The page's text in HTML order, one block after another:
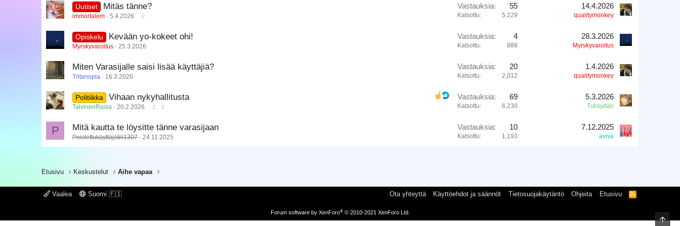
Verdana
Uutiset Mitäs tänne?
immortalem 5.4.2026 2
Vastauksia 55
Katsottu 5,229
14.4.2026
qualitymonkey
Opiskelu Kevään yo-kokeet ohi!
Myrskyvaroitus 25.3.2026
Vastauksia 4
Katsottu 888
28.3.2026
Myrskyvaroitus
Miten Varasijalle saisi lisää käyttäjiä?
Tritanopia 16.3.2026
Vastauksia 20
Katsottu 2,012
1.4.2026
qualitymonkey
Politiikka Vihaan nykyhallitusta
TalvinenRasia 20.2.2026 2 3
Vastauksia 69
Katsottu 6,230
5.3.2026
Tulisydän
P Mitä kautta te löysitte tänne varasijaan
Poistettukäyttäjätili1307 24.11.2025
Vastauksia 10
Katsottu 1,193
7.12.2025
aviva
Etusivu Keskustelut Aihe vapaa
Vaalea Suomi 🇫🇮 Ota yhteyttä Käyttöehdot ja säännöt Tietosuojakäytäntö Ohjeita Etusivu
R
Forum software by XenForo® © 2010-2021 XenForo Ltd.
Ylös